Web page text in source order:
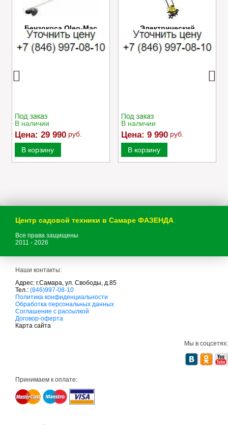
Бензокоса Oleo-Mac
SPARTA 25
В наличии
Цена: 29 990 руб.
В корзину
Электрический
культиватор Champion
EC750
В наличии
Цена: 9 990 руб.
В корзину
Центр садовой техники в Самаре ФАЗЕНДА
Все права защищены
2011 - 2026
Наши контакты:
Адрес: г.Самара, ул. Свободы, д.85
Тел.: (846)997-08-10
с
а
д
о
в
и
к
а
м
т
Политика конфиденциальности
Обработка персональных данных
Соглашение с рассылкой
Договор-оферта
Карта сайта
Мы в соцсетях:
Принимаем к оплате: